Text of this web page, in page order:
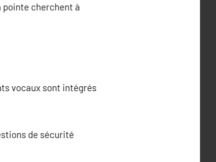
pointe cherchent à
vocaux sont intégrés
de sécurité